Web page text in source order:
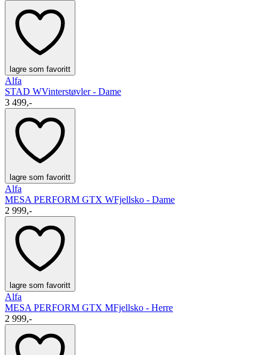
lagre som favoritt
Alfa
STAD WVinterstøvler - Dame
3 499,-
lagre som favoritt
Alfa
MESA PERFORM GTX WFjellsko - Dame
2 999,-
lagre som favoritt
Alfa
MESA PERFORM GTX MFjellsko - Herre
2 999,-